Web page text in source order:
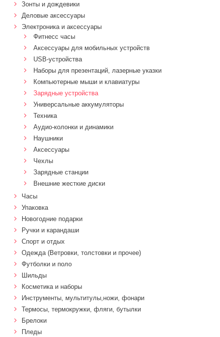
Зонты и дождевики
Деловые аксессуары
Электроника и аксессуары
Фитнесс часы
Аксессуары для мобильных устройств
USB-устройства
Наборы для презентаций, лазерные указки
Компьютерные мыши и клавиатуры
Зарядные устройства
Универсальные аккумуляторы
Техника
Аудио-колонки и динамики
Наушники
Аксессуары
Чехлы
Зарядные станции
Внешние жесткие диски
Часы
Упаковка
Новогодние подарки
Ручки и карандаши
Спорт и отдых
Одежда (Ветровки, толстовки и прочее)
Футболки и поло
Шильды
Косметика и наборы
Инструменты, мультитулы,ножи, фонари
Термосы, термокружки, фляги, бутылки
Брелоки
Пледы